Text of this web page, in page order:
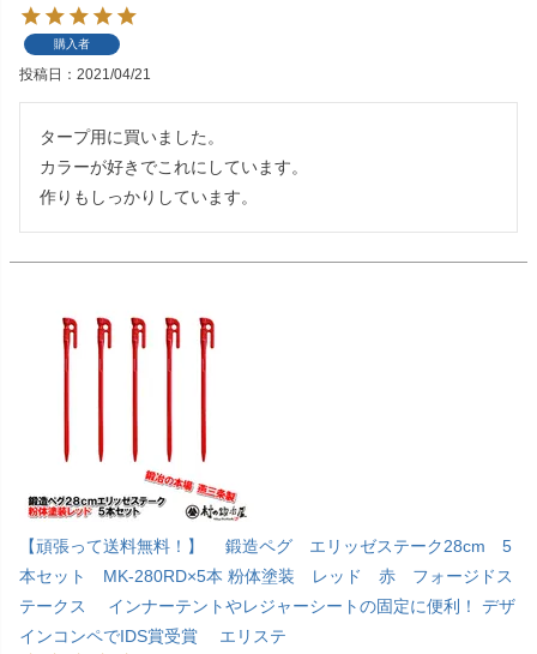
購入者
投稿日 2021/04/21
タープ用に買いました。
カラーが好きでこれにしています。
作りもしっかりしています。
【頑張って送料無料！】 鍛造ペグ エリッゼステーク28cm 5
本セット MK-280RD×5本 粉体塗装 レッド 赤 フォージドス
テークス インナーテントやレジャーシートの固定に便利！ デザ
インコンペでIDS賞受賞 エリステ